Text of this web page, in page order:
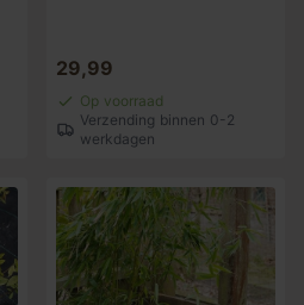
29,99
Op voorraad
Verzending binnen 0-2
werkdagen